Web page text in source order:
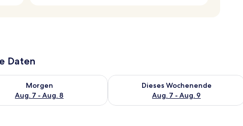
Daten
6 - Aug. 7.
Morgen
Aug. 7 - Aug. 8
die Verfügbarkeit für morgen, Aug. 7 - Aug. 8.
Dieses Wochenende
Aug. 7 - Aug. 9
Überprüfe die Verfügbarkeit für